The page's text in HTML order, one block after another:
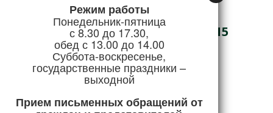
Адрес:
г. Логойск, ул. Советская, 15
Телефон/Факс:
+375 (1774) 5-51-41
Режим работы
Режим работы
Понедельник-пятница
с 8.30 до 17.30,
обед с 13.00 до 14.00
Суббота-воскресенье,
государственные праздники –
выходной
Прием письменных обращений от